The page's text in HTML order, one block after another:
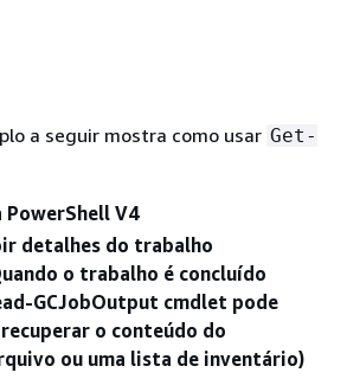
a seguir mostra como usar Get-
V4
detalhes do trabalho
o trabalho é concluído
GCJobOutput cmdlet pode
o conteúdo do
ou uma lista de inventário)